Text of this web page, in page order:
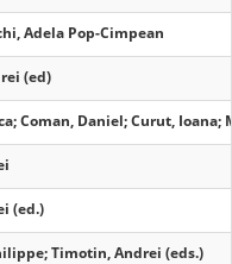
Adela Pop-Cimpean
(ed)
Coman, Daniel; Curut, Ioana;
(ed.)
Timotin, Andrei (eds.)